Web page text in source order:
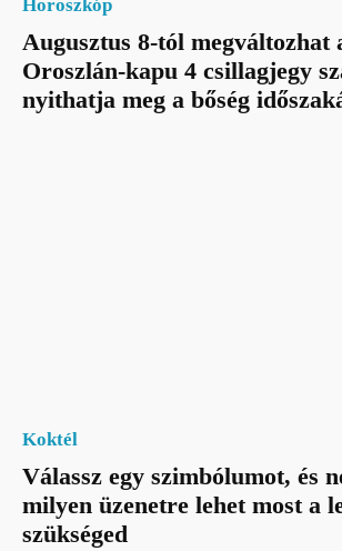
Horoszkóp
Augusztus 8-tól megváltozhat
Oroszlán-kapu 4 csillagjegy
nyithatja meg a bőség
Koktél
Válassz egy szimbólumot, és
milyen üzenetre lehet most a
szükséged